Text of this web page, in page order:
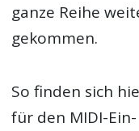
ganze Reihe
gekommen.
So finden sich
für den MIDI-